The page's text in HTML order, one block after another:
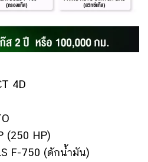
4D
(250 HP)
F-750 (ดักน้ำมัน)